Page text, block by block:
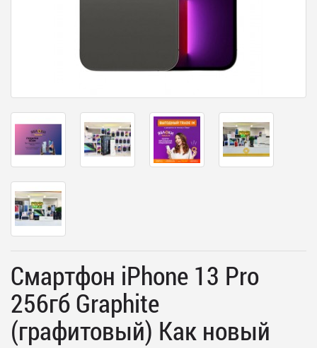
Смартфон iPhone 13 Pro
256гб Graphite
(графитовый) Как новый